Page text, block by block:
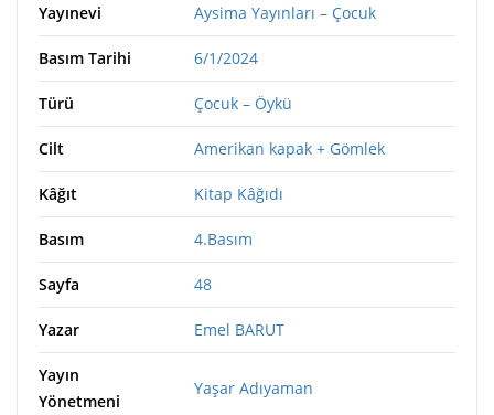
Yayınevi Aysima Yayınları – Çocuk
Basım Tarihi 6/1/2024
Türü Çocuk – Öykü
Cilt Amerikan kapak + Gömlek
Kâğıt Kitap Kâğıdı
Basım 4.Basım
Sayfa 48
Yazar Emel BARUT
Yayın
Yönetmeni
Yaşar Adıyaman